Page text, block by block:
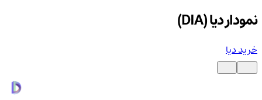
نمودار دیا (DIA)
خرید دیا